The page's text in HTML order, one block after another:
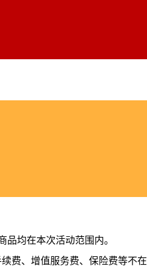
品均在本次活动范围内。
费、增值服务费、保险费等不在